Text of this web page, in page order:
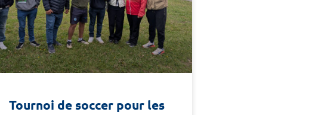
Tournoi de soccer pour les